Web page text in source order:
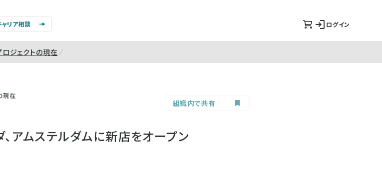
リア相談 ログイン
ロジェクトの現在
現在
組織内で共有
、アムステルダムに新店をオープン